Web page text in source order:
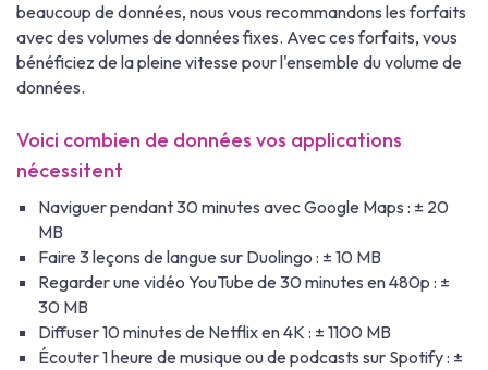
beaucoup de données, nous vous recommandons les forfaits
avec des volumes de données fixes. Avec ces forfaits, vous
bénéficiez de la pleine vitesse pour l'ensemble du volume de
données.
Voici combien de données vos applications
nécessitent
Naviguer pendant 30 minutes avec Google Maps : ± 20
MB
Faire 3 leçons de langue sur Duolingo : ± 10 MB
Regarder une vidéo YouTube de 30 minutes en 480p : ±
30 MB
Diffuser 10 minutes de Netflix en 4K : ± 1100 MB
Écouter 1 heure de musique ou de podcasts sur Spotify : ±